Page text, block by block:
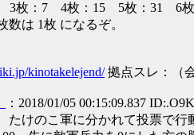
枚：7 4枚：15 5枚：31 6
数は 1枚 になるぞ。
kinotakelejend/拠点スレ：（
：2018/01/05 00:15:09.837
たけのこ軍に分かれて投票で行